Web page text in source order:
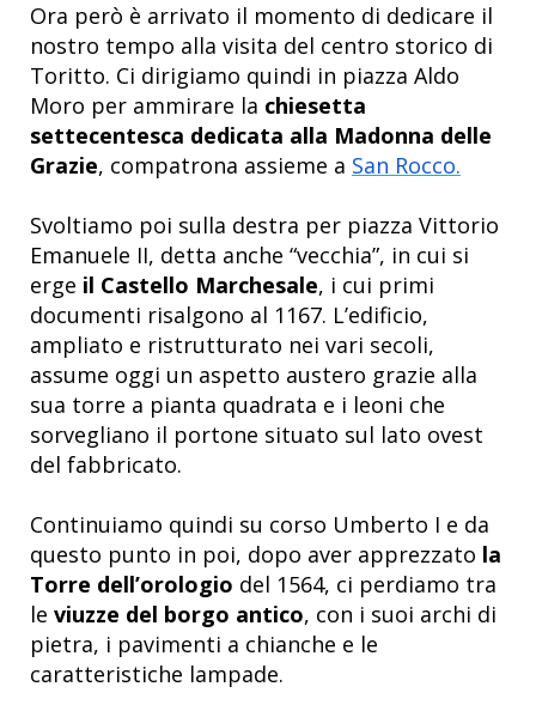
Ora però è arrivato il momento di dedicare il
nostro tempo alla visita del centro storico di
Toritto. Ci dirigiamo quindi in piazza Aldo
Moro per ammirare la chiesetta
settecentesca dedicata alla Madonna delle
Grazie, compatrona assieme a San Rocco.
Svoltiamo poi sulla destra per piazza Vittorio
Emanuele II, detta anche “vecchia”, in cui si
erge il Castello Marchesale, i cui primi
documenti risalgono al 1167. L’edificio,
ampliato e ristrutturato nei vari secoli,
assume oggi un aspetto austero grazie alla
sua torre a pianta quadrata e i leoni che
sorvegliano il portone situato sul lato ovest
del fabbricato.
Continuiamo quindi su corso Umberto I e da
questo punto in poi, dopo aver apprezzato la
Torre dell’orologio del 1564, ci perdiamo tra
le viuzze del borgo antico, con i suoi archi di
pietra, i pavimenti a chianche e le
caratteristiche lampade.